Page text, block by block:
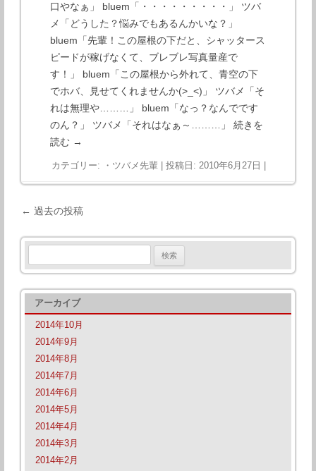
口やなぁ」 bluem「・・・・・・・・・」 ツバ
メ「どうした？悩みでもあるんかいな？」
bluem「先輩！この屋根の下だと、シャッタース
ピードが稼げなくて、ブレブレ写真量産で
す！」 bluem「この屋根から外れて、青空の下
でホバ、見せてくれませんか(>_<)」 ツバメ「そ
れは無理や………」 bluem「なっ？なんでです
のん？」 ツバメ「それはなぁ～………」 続きを
読む →
カテゴリー: ・ツバメ先輩 | 投稿日: 2010年6月27日
投稿ナビゲーション
← 過去の投稿
索:
アーカイブ
2014年10月
2014年9月
2014年8月
2014年7月
2014年6月
2014年5月
2014年4月
2014年3月
2014年2月